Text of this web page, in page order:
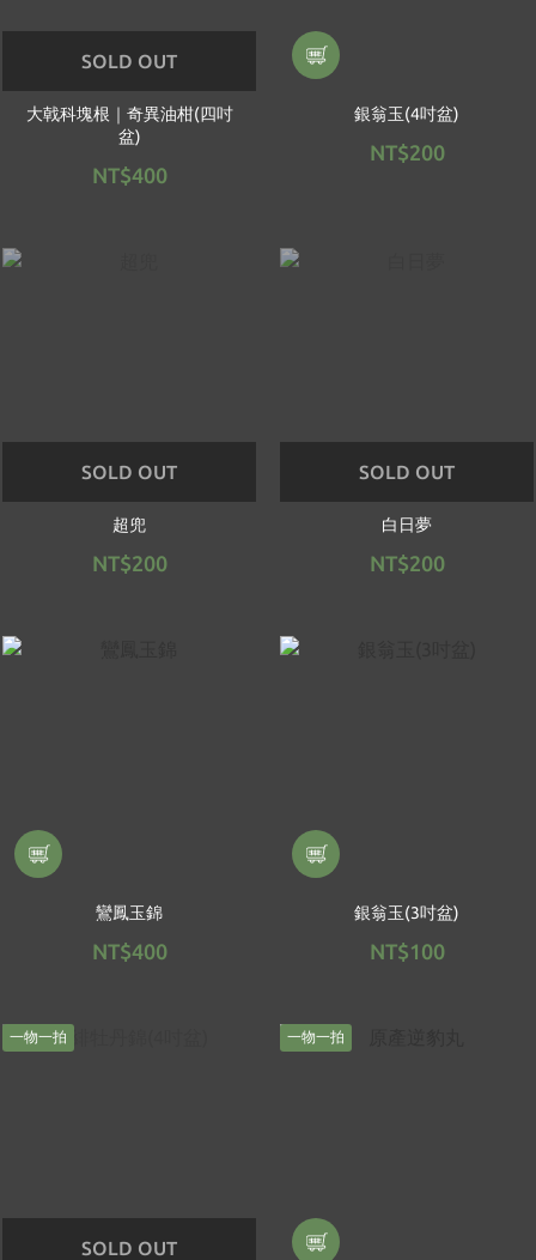
SOLD OUT
大戟科塊根｜奇異油柑(四吋
盆)
NT$400
銀翁玉(4吋盆)
NT$200
SOLD OUT
超兜
NT$200
SOLD OUT
白日夢
NT$200
鸞鳳玉錦
NT$400
銀翁玉(3吋盆)
NT$100
一物一拍
SOLD OUT
一物一拍